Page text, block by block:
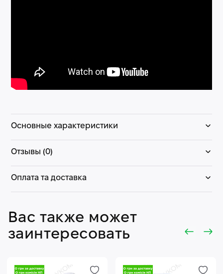
Основные характеристики
Отзывы (0)
Оплата та доставка
Вас также может
заинтересовать